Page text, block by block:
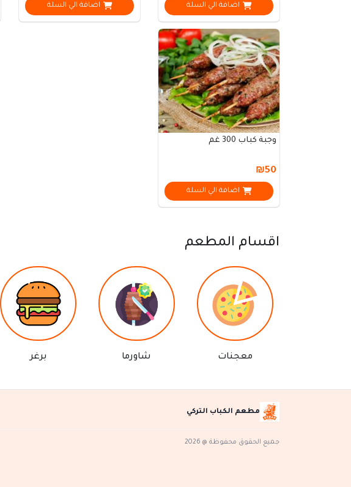
اضافة الي السلة اضافة الي السلة
وجبة كباب 300 غم
₪50
اضافة الي السلة
اقسام المطعم
معجنات شاورما برغر
مطعم الكباب التركي
جميع الحقوق محفوظة @ 2026